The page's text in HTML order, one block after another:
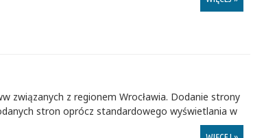
związanych z regionem Wrocławia. Dodanie strony
stron oprócz standardowego wyświetlania w